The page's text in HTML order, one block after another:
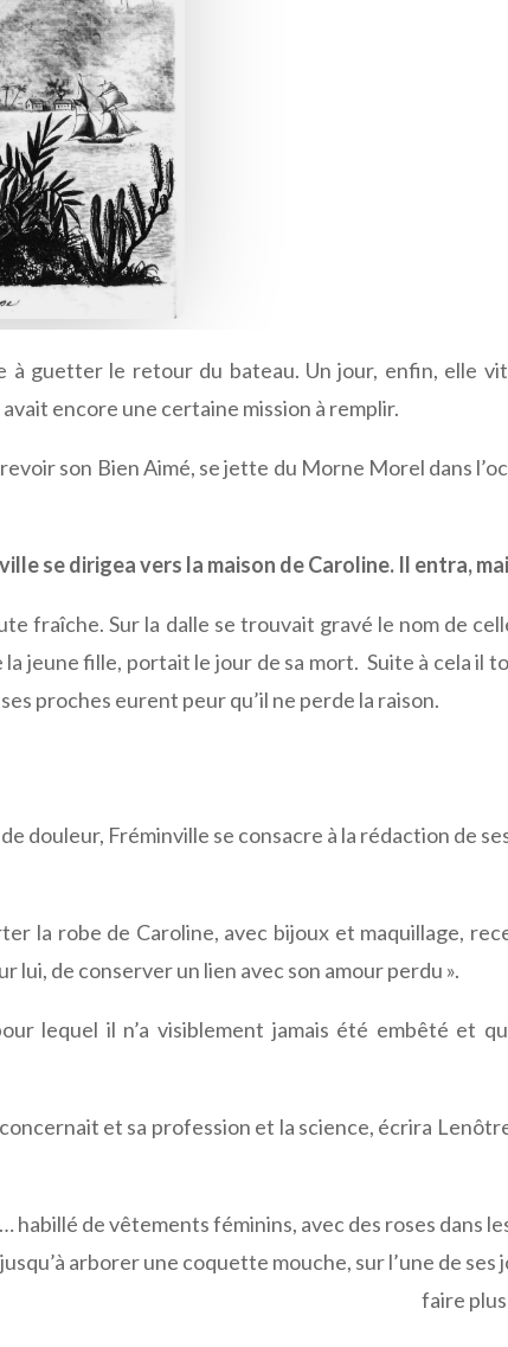
à guetter le retour du bateau. Un jour, enfin, elle
encore une certaine mission à remplir.
son Bien Aimé, se jette du Morne Morel dans
se dirigea vers la maison de Caroline. Il entra,
fraîche. Sur la dalle se trouvait gravé le nom de
jeune fille, portait le jour de sa mort. Suite à cela il
proches eurent peur qu’il ne perde la raison.
douleur, Fréminville se consacre à la rédaction de
la robe de Caroline, avec bijoux et maquillage,
lui, de conserver un lien avec son amour perdu ».
lequel il n’a visiblement jamais été embêté et
et sa profession et la science, écrira
habillé de vêtements féminins, avec des roses dans
arborer une coquette mouche, sur l’une de ses
faire plus